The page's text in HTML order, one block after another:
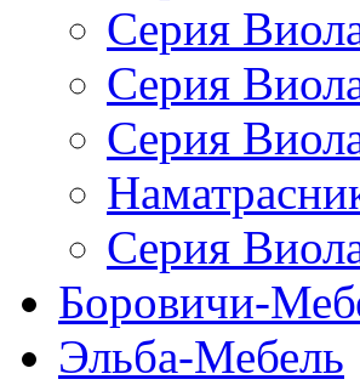
Серия
Серия
Серия
Серия
Боровичи-
Эльба-Мебель